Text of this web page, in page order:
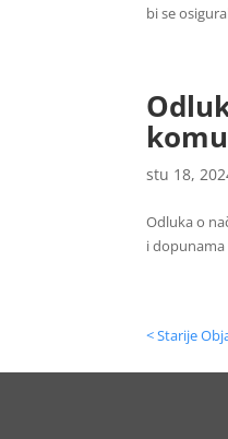
bi se
stu 18,
Odluka o
i dopunama
< Starije